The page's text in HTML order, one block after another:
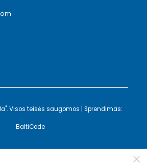
Visos teisės saugomos | Sprendimas:
BaltiCode